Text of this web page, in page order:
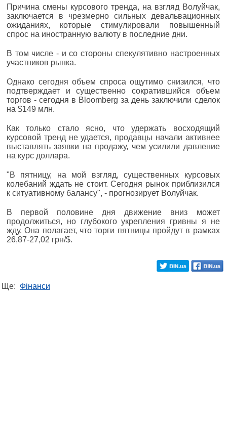
Причина смены курсового тренда, на взгляд Волуйчак,
заключается в чрезмерно сильных девальвационных
ожиданиях, которые стимулировали повышенный
спрос на иностранную валюту в последние дни.
В том числе - и со стороны спекулятивно настроенных
участников рынка.
Однако сегодня объем спроса ощутимо снизился, что
подтверждает и существенно сократившийся объем
торгов - сегодня в Bloomberg за день заключили сделок
на $149 млн.
Как только стало ясно, что удержать восходящий
курсовой тренд не удается, продавцы начали активнее
выставлять заявки на продажу, чем усилили давление
на курс доллара.
"В пятницу, на мой взгляд, существенных курсовых
колебаний ждать не стоит. Сегодня рынок приблизился
к ситуативному балансу", - прогнозирует Волуйчак.
В первой половине дня движение вниз может
продолжиться, но глубокого укрепления гривны я не
жду. Она полагает, что торги пятницы пройдут в рамках
26,87-27,02 грн/$.
Ще: Фінанси